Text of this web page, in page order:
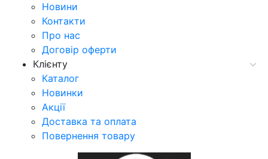
Новини
Контакти
Про нас
Договір оферти
Клієнту
Каталог
Новинки
Акції
Доставка та оплата
Повернення товару